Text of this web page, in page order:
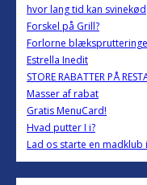
hvor lang tid kan svinekød
Forskel på Grill?
Forlorne blæksprutteringe
Estrella Inedit
STORE RABATTER PÅ
Masser af rabat
Gratis MenuCard!
Hvad putter I i?
Lad os starte en madklub